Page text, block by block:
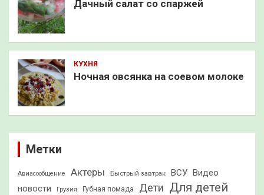
Дачный салат со спаржей
КУХНЯ
Ночная овсянка на соевом молоке
Метки
Авиасообщение Актеры Быстрый завтрак ВСУ Видео
новости
Грузия Губная помада Дети Для детей